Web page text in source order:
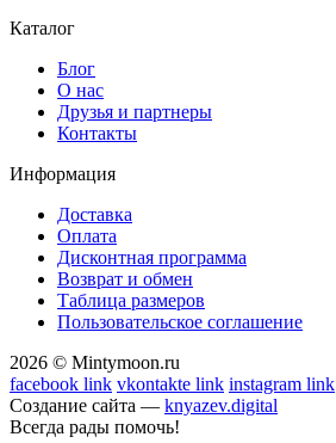
Каталог
Блог
О нас
Друзья и партнеры
Контакты
Информация
Доставка
Оплата
Дисконтная программа
Возврат и обмен
Таблица размеров
Пользовательское соглашение
2026 © Mintymoon.ru
facebook link vkontakte link instagram link
Создание сайта — knyazev.digital
Всегда рады помочь!